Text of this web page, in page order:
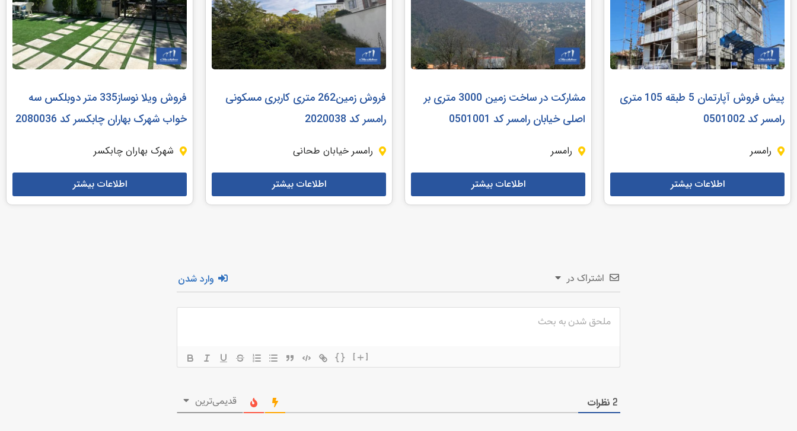
پیش فروش آپارتمان 5 طبقه 105 متری
رامسر کد 0501002
رامسر
اطلاعات بیشتر
مشارکت در ساخت زمین 3000 متری بر
اصلی خیابان رامسر کد 0501001
رامسر
اطلاعات بیشتر
فروش زمین262 متری کاربری مسکونی
رامسر کد 2020038
رامسر خیابان طحانی
اطلاعات بیشتر
فروش ویلا نوساز335 متر دوبلکس سه
خواب شهرک بهاران چابکسر کد 2080036
شهرک بهاران چابکسر
اطلاعات بیشتر
اشتراک در وارد شدن
{} [+]
2 نظرات قدیمی‌ترین